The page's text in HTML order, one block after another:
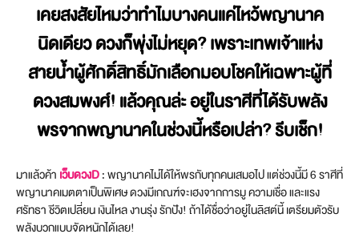
เคยสงสัยไหมว่าทำไมบางคนแค่ไหว้พญานาค
นิดเดียว ดวงก็พุ่งไม่หยุด? เพราะเทพเจ้าแห่ง
สายน้ำผู้ศักดิ์สิทธิ์มักเลือกมอบโชคให้เฉพาะผู้ที่
ดวงสมพงศ์! แล้วคุณล่ะ อยู่ในราศีที่ได้รับพลัง
พรจากพญานาคในช่วงนี้หรือเปล่า? รีบเช็ก!
มาแล้วค้า เว็บดวงD: พญานาคไม่ได้ให้พรกับทุกคนเสมอไป แต่ช่วงนี้มี 6 ราศีที่
พญานาคเมตตาเป็นพิเศษ ดวงมีเกณฑ์จะเฮงจากการมู ความเชื่อ และแรง
ศรัทธา ชีวิตเปลี่ยน เงินไหล งานรุ่ง รักปัง! ถ้าได้ชื่อว่าอยู่ในลิสต์นี้ เตรียมตัวรับ
พลังบวกแบบจัดหนักได้เลย!